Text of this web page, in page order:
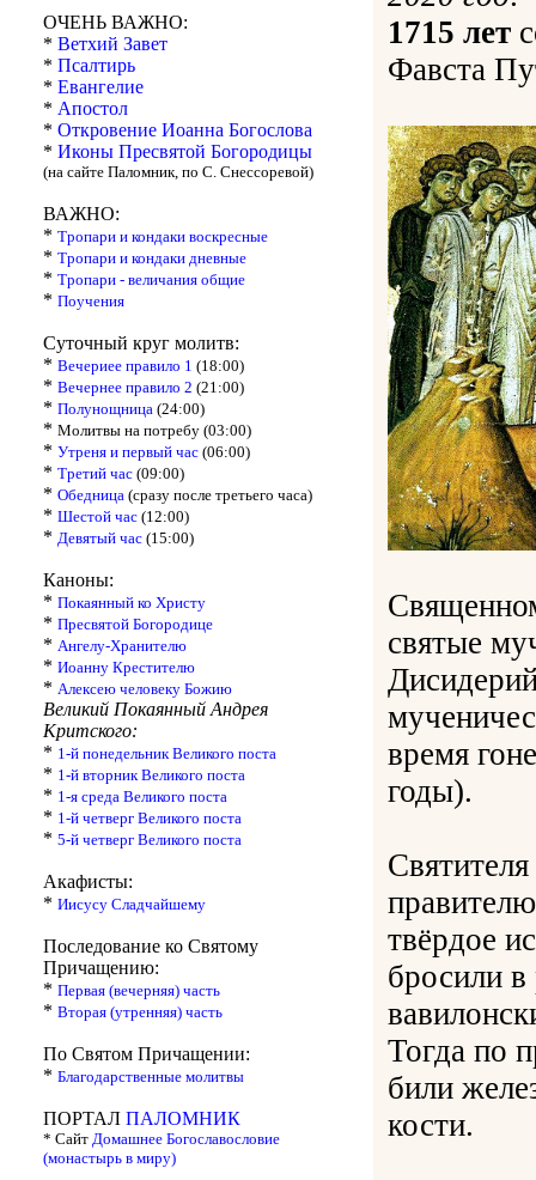
ОЧЕНЬ ВАЖНО:
* Ветхий Завет
* Псалтирь
* Евангелие
* Апостол
* Откровение Иоанна Богослова
* Иконы Пресвятой Богородицы
(на сайте Паломник, по С. Снессоревой)
ВАЖНО:
* Тропари и кондаки воскресные
* Тропари и кондаки дневные
* Тропари - величания общие
* Поучения
Суточный круг молитв:
* Вечериее правило 1 (18:00)
* Вечернее правило 2 (21:00)
* Полунощница (24:00)
* Молитвы на потребу (03:00)
* Утреня и первый час (06:00)
* Третий час (09:00)
* Обедница (сразу после третьего часа)
* Шестой час (12:00)
* Девятый час (15:00)
Каноны:
* Покаянный ко Христу
* Пресвятой Богородице
* Ангелу-Хранителю
* Иоанну Крестителю
* Алексею человеку Божию
Великий Покаянный Андрея
Критского:
* 1-й понедельник Великого поста
* 1-й вторник Великого поста
* 1-я среда Великого поста
* 1-й четверг Великого поста
* 5-й четверг Великого поста
Акафисты:
* Иисусу Сладчайшему
Последование ко Святому
Причащению:
* Первая (вечерняя) часть
* Вторая (утренняя) часть
По Святом Причащении:
* Благодарственные молитвы
ПОРТАЛ ПАЛОМНИК
* Сайт Домашнее Богославословие
(монастырь в миру)
1715 лет
Фавста
святые
время
годы).
твёрдое
бросили
Тогда по
били
кости.